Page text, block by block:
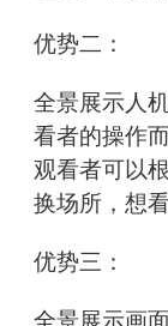
优势二：
全景展示人
看者的操作
观看者可以
换场所，想
优势三：
全景展示画